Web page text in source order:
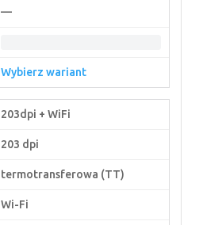
—
Wybierz wariant
203dpi + WiFi
203 dpi
termotransferowa (TT)
Wi-Fi